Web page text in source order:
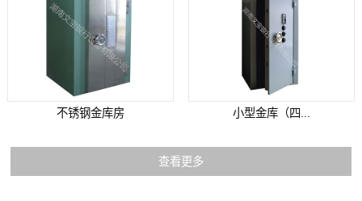
不锈钢金库房 小型金库（四...
查看更多